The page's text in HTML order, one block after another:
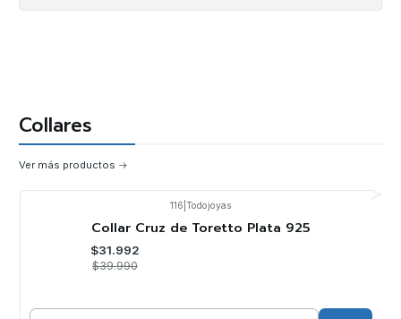
Collares
Ver más productos
116 Todojoyas
Collar Cruz de Toretto Plata 925
$31.992
$39.990